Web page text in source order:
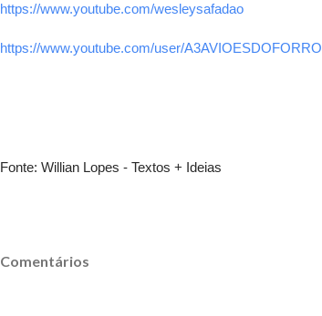
https://www.youtube.com/wesleysafadao
https://www.youtube.com/user/A3AVIOESDOFORRO
Fonte: Willian Lopes - Textos + Ideias
Comentários